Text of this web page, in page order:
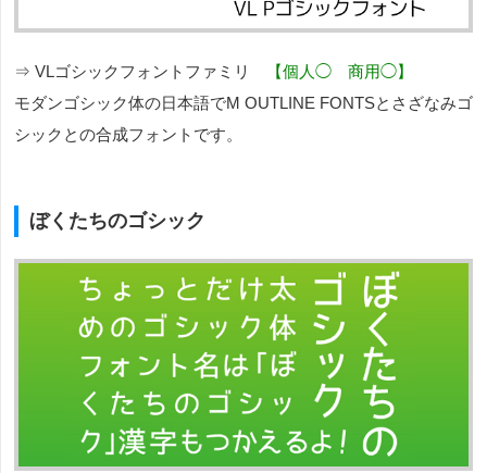
⇒ VLゴシックフォントファミリ
【個人◯ 商用◯】
モダンゴシック体の日本語でM OUTLINE FONTSとさざなみゴ
シックとの合成フォントです。
ぼくたちのゴシック